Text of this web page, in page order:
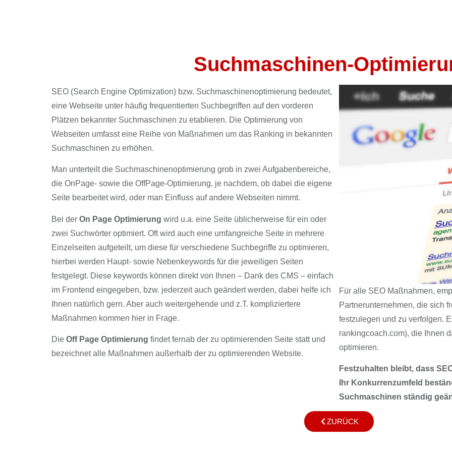
Suchmaschinen-
SEO (Search Engine Optimization) bzw. Suchmaschinenoptimierung bedeutet,
eine Webseite unter häufig frequentierten Suchbegriffen auf den vorderen
Plätzen bekannter Suchmaschinen zu etablieren. Die Optimierung von
Webseiten umfasst eine Reihe von Maßnahmen um das Ranking in bekannten
Suchmaschinen zu erhöhen.
Man unterteilt die Suchmaschinenoptimierung grob in zwei Aufgabenbereiche,
die OnPage- sowie die OffPage-Optimierung, je nachdem, ob dabei die eigene
Seite bearbeitet wird, oder man Einfluss auf andere Webseiten nimmt.
Bei der On Page Optimierung wird u.a. eine Seite üblicherweise für ein oder
zwei Suchwörter optimiert. Oft wird auch eine umfangreiche Seite in mehrere
Einzelseiten aufgeteilt, um diese für verschiedene Suchbegriffe zu optimieren,
hierbei werden Haupt- sowie Nebenkeywords für die jeweiligen Seiten
festgelegt. Diese keywords können direkt von Ihnen – Dank des CMS – einfach
im Frontend eingegeben, bzw. jederzeit auch geändert werden, dabei helfe ich
Ihnen natürlich gern. Aber auch weitergehende und z.T. kompliziertere
Maßnahmen kommen hier in Frage.
Die Off Page Optimierung findet fernab der zu optimierenden Seite statt und
bezeichnet alle Maßnahmen außerhalb der zu optimierenden Website.
Für alle SEO Maßnahmen,
Partnerunternehmen, die sich
festzulegen und zu verfolgen.
rankingcoach.com), die Ihnen
optimieren.
Festzuhalten bleibt, dass
Ihr Konkurrenzumfeld
Suchmaschinen ständig
ZURÜCK